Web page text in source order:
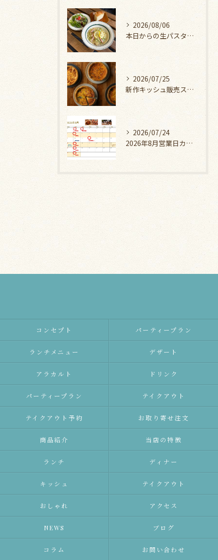
2026/08/06
本日からの生パスタランチ
2026/07/25
新作キッシュ販売スタート！
2026/07/24
2026年8月営業日カレンダー
コンセプト パーティープラン
ランチメニュー デザート
アラカルト ドリンク
パーティープラン テイクアウト
テイクアウト予約 お取り寄せ注文
商品紹介 当店の特徴
ランチ ディナー
キッシュ テイクアウト
おしゃれ アクセス
NEWS ブログ
コラム お問い合わせ